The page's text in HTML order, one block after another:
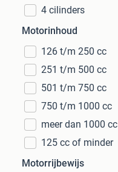
4 cilinders
Motorinhoud
126 t/m 250 cc
251 t/m 500 cc
501 t/m 750 cc
750 t/m 1000 cc
meer dan 1000 cc
125 cc of minder
Motorrijbewijs